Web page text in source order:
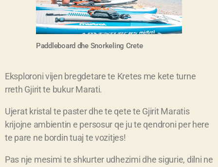
Paddleboard dhe Snorkeling Crete
Eksploroni vijen bregdetare te Kretes me kete turne
rreth Gjirit te bukur Marati.
Ujerat kristal te paster dhe te qete te Gjirit Maratis
krijojne ambientin e persosur qe ju te qendroni per here
te pare ne bordin tuaj te vozitjes!
Pas nje mesimi te shkurter udhezimi dhe sigurie, dilni ne